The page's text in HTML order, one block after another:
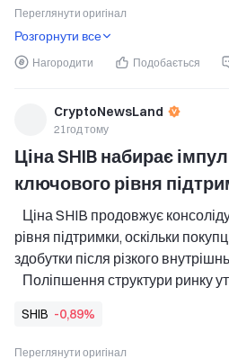
Переглянути оригінал
Розгорнути все
Нагородити Подобається
CryptoNewsLand
21год тому
Ціна SHIB набирає
ключового рівня
Ціна SHIB продовжує
рівня підтримки, оскільки
здобутки після різкого
Поліпшення структури ринку
пошуках наступного бичачого
Оптимізм спільноти
SHIB -0,89%
Переглянути оригінал